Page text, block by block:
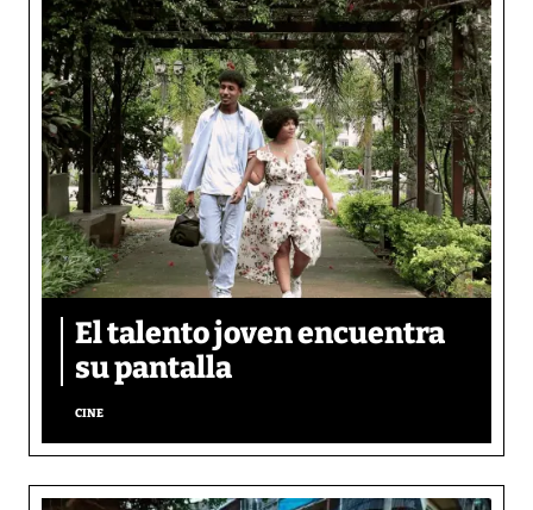
El talento joven encuentra
su pantalla​
CINE